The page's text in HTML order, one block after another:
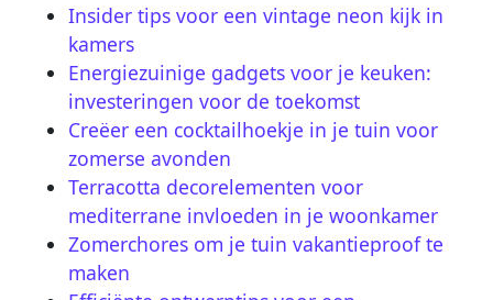
Insider tips voor een vintage neon kijk in
kamers
Energiezuinige gadgets voor je keuken:
investeringen voor de toekomst
Creëer een cocktailhoekje in je tuin voor
zomerse avonden
Terracotta decorelementen voor
mediterrane invloeden in je woonkamer
Zomerchores om je tuin vakantieproof te
maken